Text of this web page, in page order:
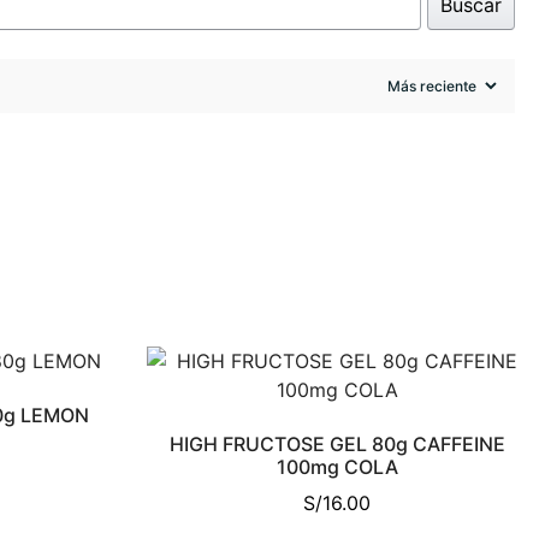
LEMON
HIGH FRUCTOSE GEL 80g CAFFEINE
100mg COLA
S/16.00